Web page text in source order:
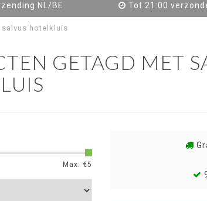
NL/BE Tot 21:00
salvus hotelkluis
GETAGD MET
Max: €5